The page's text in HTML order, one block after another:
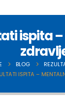
ispita
BLOG
ISPITA –